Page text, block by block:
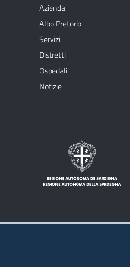
Azienda
Albo Pretorio
Servizi
Distretti
Ospedali
Notizie